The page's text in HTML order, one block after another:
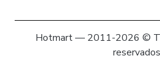
Hotmart — 2011-2026 ©
reservados